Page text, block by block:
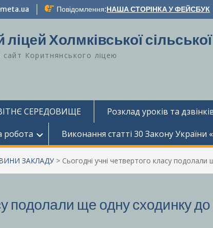
Повідомлення:НАША СТОРІНКА У ФЕЙСБУК
Холмківської
сайт Коритнянського ліцею
СЕРЕДОВИЩЕ Розклад уроків та
робота Виконання статті 30 Закону України
ЗАКЛАДУ > Сьогодні учні четвертого класу
подолали ще одну сходинку до